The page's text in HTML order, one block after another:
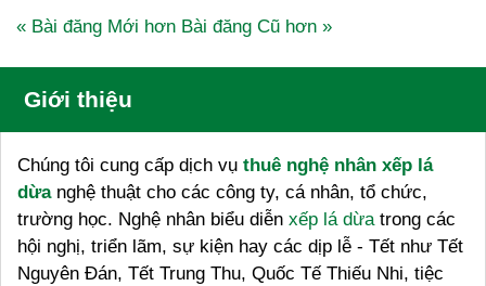
« Bài đăng Mới hơn Bài đăng Cũ hơn »
Giới thiệu
Chúng tôi cung cấp dịch vụ thuê nghệ nhân xếp lá
dừanghệ thuật cho các công ty, cá nhân, tổ chức,
trường học. Nghệ nhân biểu diễn xếp lá dừatrong các
hội nghị, triển lãm, sự kiện hay các dịp lễ - Tết như Tết
Nguyên Đán, Tết Trung Thu, Quốc Tế Thiếu Nhi, tiệc